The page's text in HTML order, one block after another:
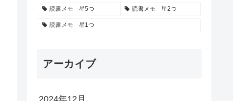
読書メモ 星5つ 読書メモ 星2つ
読書メモ 星1つ
アーカイブ